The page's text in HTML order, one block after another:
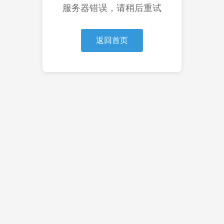
服务器错误，请稍后重试
返回首页